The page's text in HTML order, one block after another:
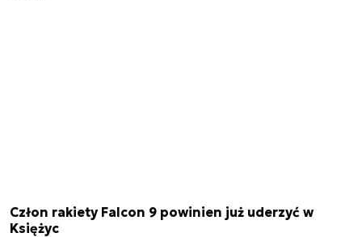
Człon rakiety Falcon 9 powinien już uderzyć w
Księżyc